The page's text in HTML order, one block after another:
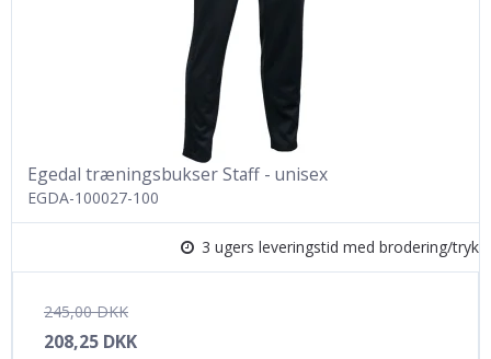
Egedal træningsbukser Staff - unisex
EGDA-100027-100
3 ugers leveringstid med brodering/tryk
245,00 DKK
208,25 DKK